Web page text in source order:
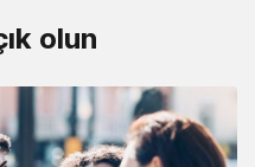
olun